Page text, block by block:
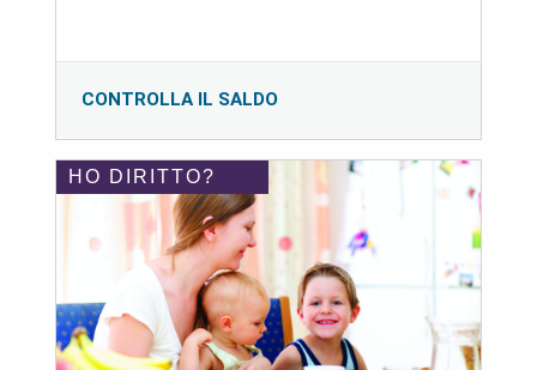
CONTROLLA IL SALDO
HO DIRITTO?